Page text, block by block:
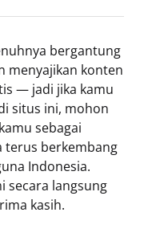
bergantung
menyajikan konten
— jadi jika kamu
situs ini, mohon
sebagai
terus berkembang
Indonesia.
secara langsung
kasih.